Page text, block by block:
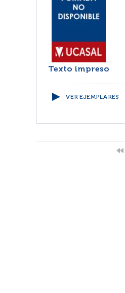
Texto impreso
VER EJEMPLARES